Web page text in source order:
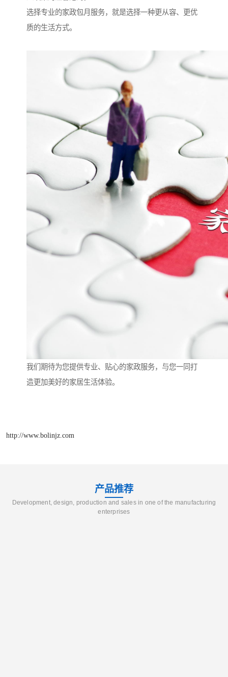
选择专业的家政包月服务，就是选择一种更从容、更优
质的生活方式。
我们期待为您提供专业、贴心的家政服务，与您一同打
造更加美好的家居生活体验。
http://www.bolinjz.com
产品推荐
Development, design, production and sales in one of the manufacturing
enterprises